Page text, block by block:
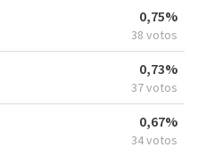
0,75%
38 votos
0,73%
37 votos
0,67%
34 votos